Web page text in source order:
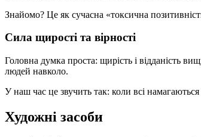
Знайомо? Це як сучасна «токсична
Сила щирості та вірності
Головна думка проста: щирість і відданість
людей навколо.
У наш час це звучить так: коли всі
Художні засоби